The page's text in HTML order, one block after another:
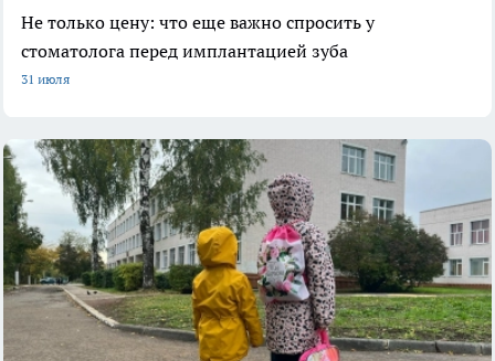
Не только цену: что еще важно спросить у
стоматолога перед имплантацией зуба
31 июля